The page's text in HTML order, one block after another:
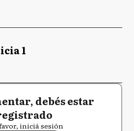
1
debés estar
iniciá sesión